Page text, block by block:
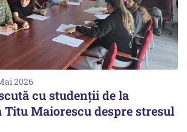
2026
cu studenții de la
Maiorescu despre stresul